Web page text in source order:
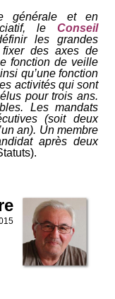
générale et en
leConseil
les grandes
fixer des axes de
fonction de veille
qu’une fonction
activités qui sont
pour trois ans.
Les mandats
(soit deux
an). Un membre
après deux